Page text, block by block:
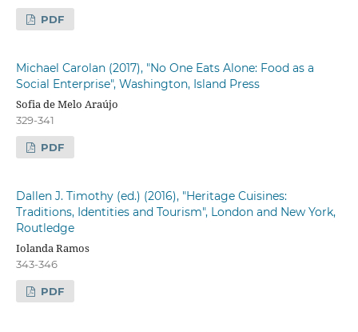
PDF
Michael Carolan (2017), "No One Eats Alone: Food as a
Social Enterprise", Washington, Island Press
Sofia de Melo Araújo
329-341
PDF
Dallen J. Timothy (ed.) (2016), "Heritage Cuisines:
Traditions, Identities and Tourism", London and New York,
Routledge
Iolanda Ramos
343-346
PDF